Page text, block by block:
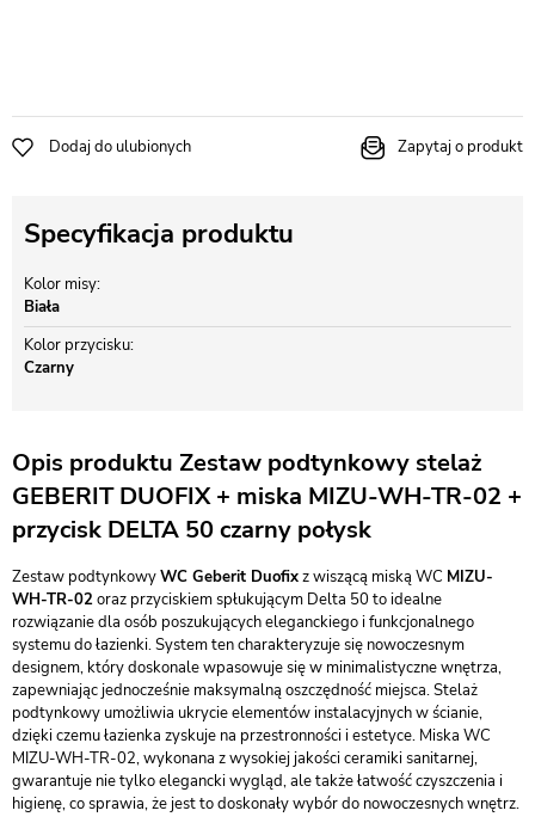
Dodaj do ulubionych Zapytaj o produkt
Specyfikacja produktu
Kolor misy
Biała
Kolor przycisku
Czarny
Opis produktu Zestaw podtynkowy stelaż
GEBERIT DUOFIX + miska MIZU-WH-TR-02 +
przycisk DELTA 50 czarny połysk
Zestaw podtynkowyWC Geberit Duofixz wiszącą miską WC MIZU-
WH-TR-02oraz przyciskiem spłukującym Delta 50 to idealne
rozwiązanie dla osób poszukujących eleganckiego i funkcjonalnego
systemu do łazienki. System ten charakteryzuje się nowoczesnym
designem, który doskonale wpasowuje się w minimalistyczne wnętrza,
zapewniając jednocześnie maksymalną oszczędność miejsca. Stelaż
podtynkowy umożliwia ukrycie elementów instalacyjnych w ścianie,
dzięki czemu łazienka zyskuje na przestronności i estetyce. Miska WC
MIZU-WH-TR-02, wykonana z wysokiej jakości ceramiki sanitarnej,
gwarantuje nie tylko elegancki wygląd, ale także łatwość czyszczenia i
higienę, co sprawia, że jest to doskonały wybór do nowoczesnych wnętrz.